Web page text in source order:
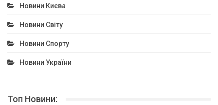
Новини Києва
Новини Світу
Новини Спорту
Новини України
Топ Новини: